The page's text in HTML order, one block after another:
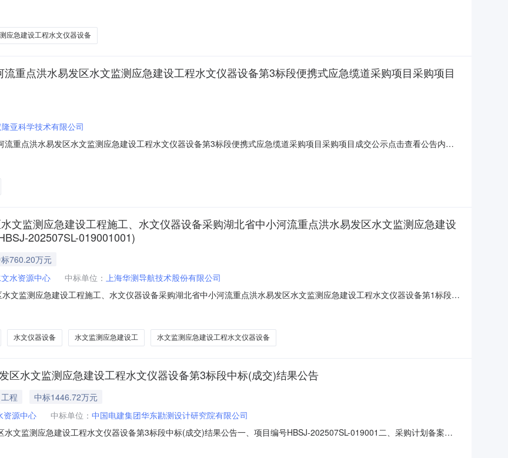
快速纠正办法，于2025年09月01日完成
应急建设工程水文仪器设备
重点洪水易发区水文监测应急建设工程水文仪器设备第3标段便携式应急缆道采购项目采购项目
亚科学技术有限公司
流重点洪水易发区水文监测应急建设工程水文仪器设备第3标段便携式应急缆道采购项目采购项目成交公示点击查看公告内
测应急建设工程水文仪器设备第3标段便携式应急缆道采购项目采购项目中标/成交公示中国电建
文监测应急建设工程施工、水文仪器设备采购湖北省中小河流重点洪水易发区水文监测应急建设
202507SL-019001001)
760.20万元
水资源中心 中标单位： 上海华测导航技术股份有限公司
文监测应急建设工程施工、水文仪器设备采购湖北省中小河流重点洪水易发区水文监测应急建设工程水文仪器设备第1标段评
采购湖北省中小河流重点洪水易发区水文监测应急建设工程水文仪器设备第1标段于2025年07月2
水文仪器设备 水文监测应急建设工 水文监测应急建设工程水文仪器设备
区水文监测应急建设工程水文仪器设备第3标段中标(成交)结果公告
工程
中标1446.72万元
资源中心 中标单位： 中国电建集团华东勘测设计研究院有限公司
文监测应急建设工程水文仪器设备第3标段中标(成交)结果公告一、项目编号HBSJ-202507SL-019001二、采购计划备案号